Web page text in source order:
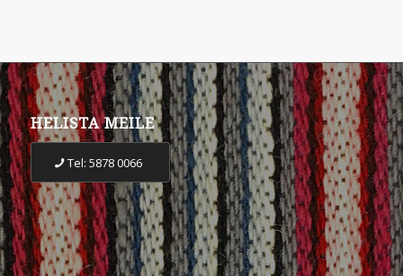
HELISTA MEILE
Tel: 5878 0066